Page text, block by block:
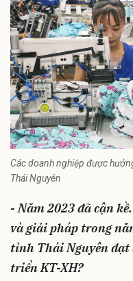
Các doanh nghiệp được
Thái Nguyên
- Năm 2023 đã cận
và giải pháp trong
tỉnh Thái Nguyên
triển KT-XH?